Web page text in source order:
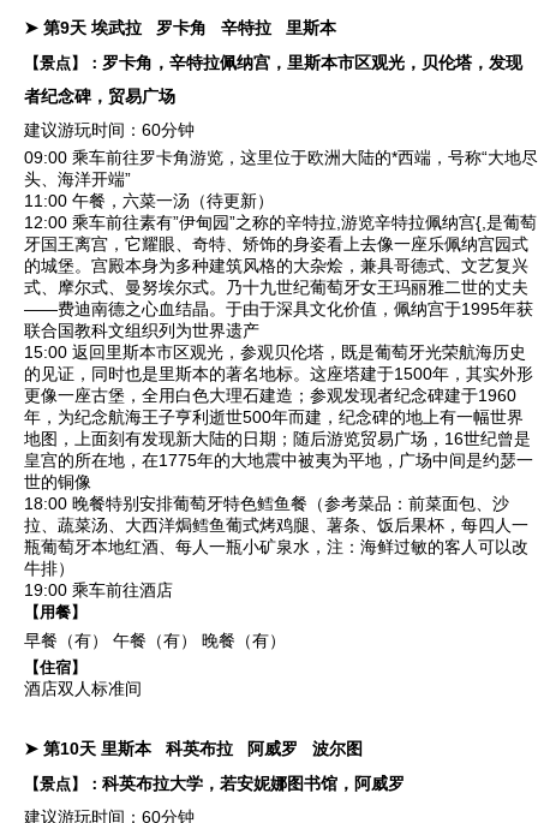
➤ 第9天 埃武拉 罗卡角 辛特拉 里斯本
【景点】： 罗卡角，辛特拉佩纳宫，里斯本市区观光，贝伦塔，发现
者纪念碑，贸易广场
建议游玩时间：60分钟
09:00 乘车前往罗卡角游览，这里位于欧洲大陆的*西端，号称“大地尽
头、海洋开端”
11:00 午餐，六菜一汤（待更新）
12:00 乘车前往素有”伊甸园”之称的辛特拉,游览辛特拉佩纳宫{,是葡萄
牙国王离宫，它耀眼、奇特、矫饰的身姿看上去像一座乐佩纳宫园式
的城堡。宫殿本身为多种建筑风格的大杂烩，兼具哥德式、文艺复兴
式、摩尔式、曼努埃尔式。乃十九世纪葡萄牙女王玛丽雅二世的丈夫
——费迪南德之心血结晶。于由于深具文化价值，佩纳宫于1995年获
联合国教科文组织列为世界遗产
15:00 返回里斯本市区观光 ，参观贝伦塔 ，既是葡萄牙光荣航海历史
的见证，同时也是里斯本的著名地标。这座塔建于1500年，其实外形
更像一座古堡，全用白色大理石建造；参观发现者纪念碑建于1960
年，为纪念航海王子亨利逝世500年而建，纪念碑的地上有一幅世界
地图，上面刻有发现新大陆的日期；随后游览贸易广场 ，16世纪曾是
皇宫的所在地，在1775年的大地震中被夷为平地，广场中间是约瑟一
世的铜像
18:00 晚餐特别安排葡萄牙特色鳕鱼餐（参考菜品：前菜面包、沙
拉、蔬菜汤、大西洋焗鳕鱼葡式烤鸡腿、薯条、饭后果杯，每四人一
瓶葡萄牙本地红酒、每人一瓶小矿泉水，注：海鲜过敏的客人可以改
牛排）
19:00 乘车前往酒店
【用餐】
早餐（有） 午餐（有） 晚餐（有）
【住宿】
酒店双人标准间
➤ 第10天 里斯本 科英布拉 阿威罗 波尔图
【景点】： 科英布拉大学，若安妮娜图书馆，阿威罗
建议游玩时间：60分钟